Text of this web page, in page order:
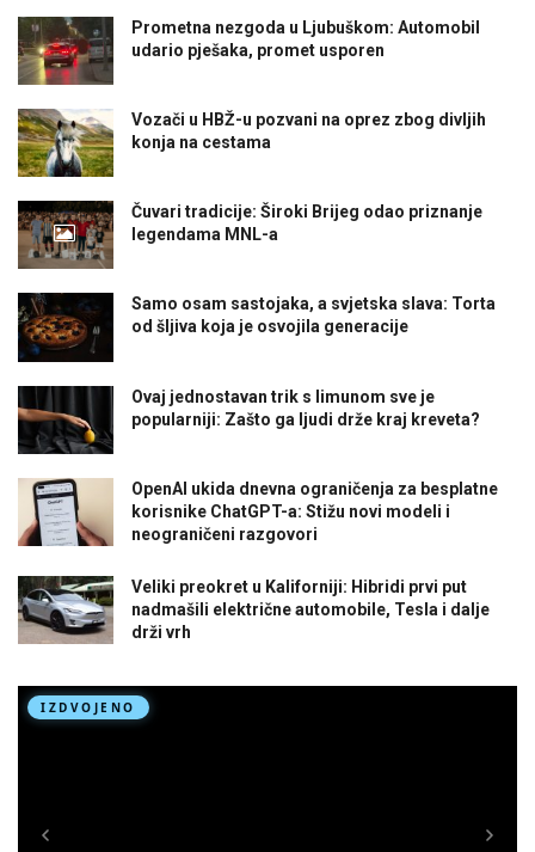
Prometna nezgoda u Ljubuškom: Automobil
udario pješaka, promet usporen
Vozači u HBŽ-u pozvani na oprez zbog divljih
konja na cestama
Čuvari tradicije: Široki Brijeg odao priznanje
legendama MNL-a
Samo osam sastojaka, a svjetska slava: Torta
od šljiva koja je osvojila generacije
Ovaj jednostavan trik s limunom sve je
popularniji: Zašto ga ljudi drže kraj kreveta?
OpenAI ukida dnevna ograničenja za besplatne
korisnike ChatGPT-a: Stižu novi modeli i
neograničeni razgovori
Veliki preokret u Kaliforniji: Hibridi prvi put
nadmašili električne automobile, Tesla i dalje
drži vrh